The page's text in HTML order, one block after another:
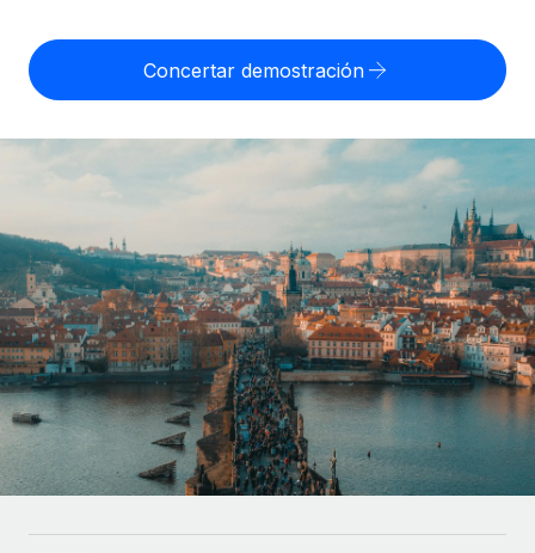
Integra y gestiona a autónomos globalmente.
Externaliza tareas laborales complejas.
INFRAESTRUCTURA
Conexión Remote
Integra los RR. HH. en tus flujos de trabajo sin
complicaciones.
Plataforma
Funciones esenciales de RR. HH. integradas para tu
Conectar Nuevo
Compáranos con otras empresas.
Soluciones ágiles de RR. HH. globales y nóminas para
Mediana empresa
Amplía tu equipo con soluciones de RR. HH.
personalizadas.
Empresa
RR. HH. globales para grandes empresas.
ASOCIARSE
Integra la gestión de los RR. HH. globales en tu
Calculadora de pagos a autónomos
Guías y recursos
Casos prácticos
Glosario de RR. HH.
Listas de verificación y plantillas
Biblioteca de descripciones de puestos
Webinarios
Eventos
Nederlands
Deutsch
Español
Italiano
Português (Portugal)
日本語
한국어
Concertar demostración